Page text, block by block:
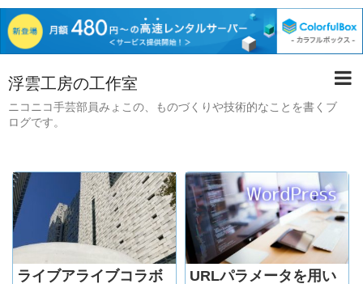
浮雲工房の工作室
ニコニコ手芸部員みょこの、ものづくりや技術的なことを書くブ
ログです。
ライブアライブコラボ
URLパラメータを用い